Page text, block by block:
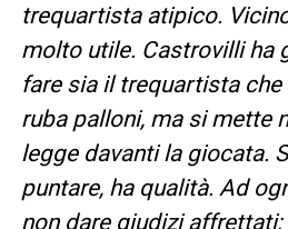
trequartista atipico.
molto utile. Castrovilli ha
fare sia il trequartista che
ruba palloni, ma si mette
legge davanti la giocata.
puntare, ha qualità. Ad
non dare giudizi